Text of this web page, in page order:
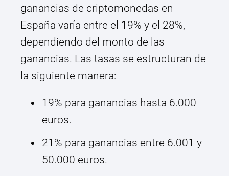
ganancias de criptomonedas en
España varía entre el 19% y el 28%,
dependiendo del monto de las
ganancias. Las tasas se estructuran de
la siguiente manera:
19% para ganancias hasta 6.000
euros.
21% para ganancias entre 6.001 y
50.000 euros.